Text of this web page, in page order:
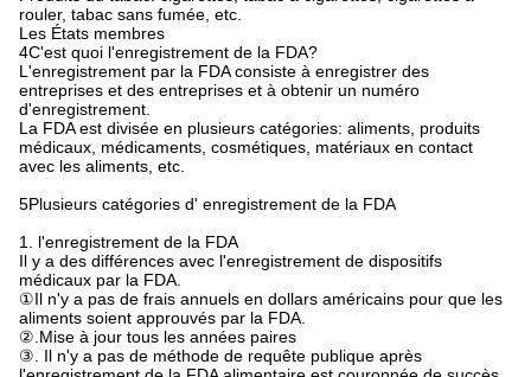
rouler, tabac sans fumée, etc.
Les États membres
4C'est quoi l'enregistrement de la FDA?
L'enregistrement par la FDA consiste à enregistrer des
entreprises et des entreprises et à obtenir un numéro
d'enregistrement.
La FDA est divisée en plusieurs catégories: aliments, produits
médicaux, médicaments, cosmétiques, matériaux en contact
avec les aliments, etc.
5Plusieurs catégories d' enregistrement de la FDA
1. l'enregistrement de la FDA
Il y a des différences avec l'enregistrement de dispositifs
médicaux par la FDA.
①Il n'y a pas de frais annuels en dollars américains pour que les
aliments soient approuvés par la FDA.
②.Mise à jour tous les années paires
③. Il n'y a pas de méthode de requête publique après